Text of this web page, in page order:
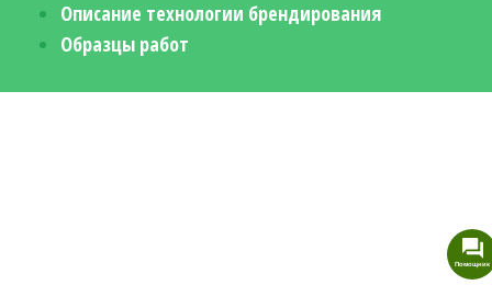
Описание технологии брендирования
Образцы работ
Помощник